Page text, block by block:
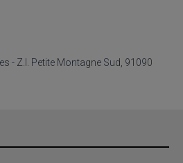
- Z.I. Petite Montagne Sud, 91090